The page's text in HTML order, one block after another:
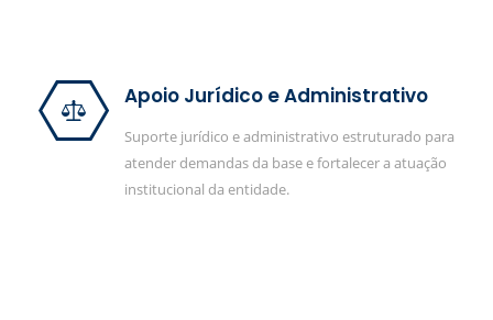
Apoio Jurídico e Administrativo
Suporte jurídico e administrativo estruturado para
atender demandas da base e fortalecer a atuação
institucional da entidade.